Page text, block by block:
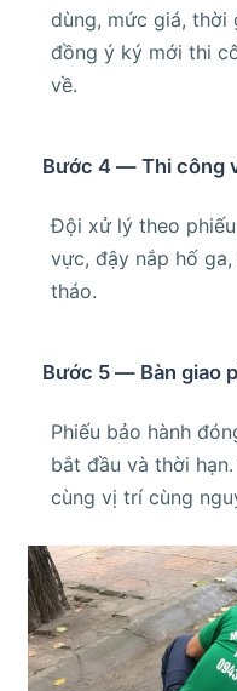
dùng, mức giá, thời
đồng ý ký mới thi
về.
Bước 4 — Thi công
Đội xử lý theo
vực, đậy nắp hố
tháo.
Bước 5 — Bàn giao
Phiếu bảo hành
bắt đầu và thời
cùng vị trí cùng